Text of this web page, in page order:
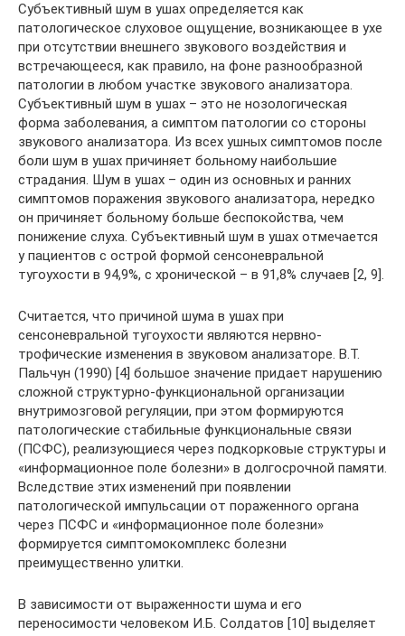
Субъективный шум в ушах определяется как
патологическое слуховое ощущение, возникающее в ухе
при отсутствии внешнего звукового воздействия и
встречающееся, как правило, на фоне разнообразной
патологии в любом участке звукового анализатора.
Субъективный шум в ушах – это не нозологическая
форма заболевания, а симптом патологии со стороны
звукового анализатора. Из всех ушных симптомов после
боли шум в ушах причиняет больному наибольшие
страдания. Шум в ушах – один из основных и ранних
симптомов поражения звукового анализатора, нередко
он причиняет больному больше беспокойства, чем
понижение слуха. Субъективный шум в ушах отмечается
у пациентов с острой формой сенсоневральной
тугоухости в 94,9%, с хронической – в 91,8% случаев [2, 9].
Считается, что причиной шума в ушах при
сенсоневральной тугоухости являются нервно-
трофические изменения в звуковом анализаторе. В.Т.
Пальчун (1990) [4] большое значение придает нарушению
сложной структурно-функциональной организации
внутримозговой регуляции, при этом формируются
патологические стабильные функциональные связи
(ПСФС), реализующиеся через подкорковые структуры и
«информационное поле болезни» в долгосрочной памяти.
Вследствие этих изменений при появлении
патологической импульсации от пораженного органа
через ПСФС и «информационное поле болезни»
формируется симптомокомплекс болезни
преимущественно улитки.
В зависимости от выраженности шума и его
переносимости человеком И.Б. Солдатов [10] выделяет